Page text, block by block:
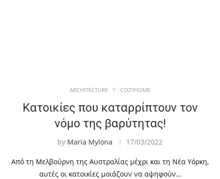
ARCHITECTURE COZYHOME
Κατοικίες που καταρρίπτουν τον
νόμο της βαρύτητας!
by Maria Mylona 17/03/2022
Από τη Μελβούρνη της Αυστραλίας μέχρι και τη Νέα Υόρκη,
αυτές οι κατοικίες μοιάζουν να αψηφούν…